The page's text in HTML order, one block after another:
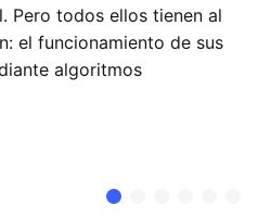
Pero todos ellos tienen al
el funcionamiento de sus
algoritmos